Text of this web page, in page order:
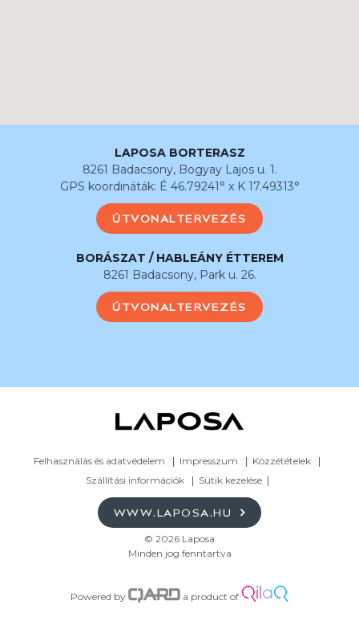
LAPOSA BORTERASZ
8261 Badacsony, Bogyay Lajos u. 1.
GPS koordináták: É 46.79241° x K 17.49313°
ÚTVONALTERVEZÉS
BORÁSZAT / HABLEÁNY ÉTTEREM
8261 Badacsony, Park u. 26.
ÚTVONALTERVEZÉS
Felhasználás és adatvédelem Impresszum
Közzétételek
Szállítási információk
Sütik kezelése
WWW.LAPOSA.HU
© 2026 Laposa
Minden jog fenntartva
Powered by a product of